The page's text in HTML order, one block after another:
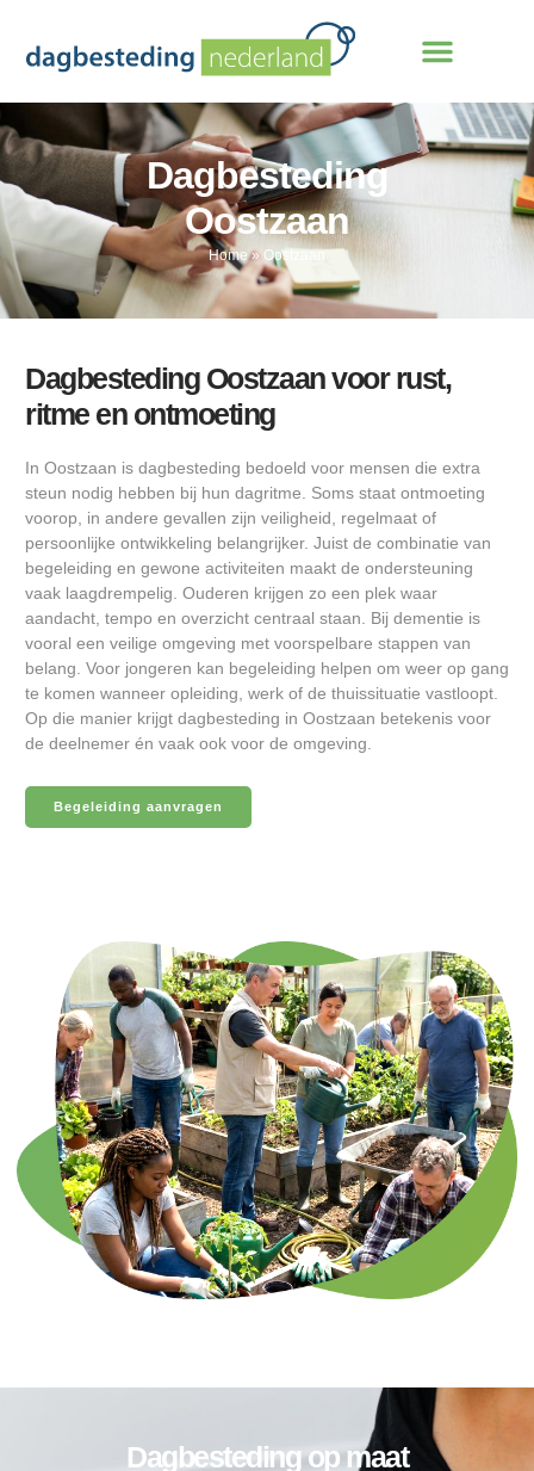
Dagbesteding
Oostzaan
Home» Oostzaan
Dagbesteding Oostzaan voor rust,
ritme en ontmoeting
In Oostzaan is dagbesteding bedoeld voor mensen die extra
steun nodig hebben bij hun dagritme. Soms staat ontmoeting
voorop, in andere gevallen zijn veiligheid, regelmaat of
persoonlijke ontwikkeling belangrijker. Juist de combinatie van
begeleiding en gewone activiteiten maakt de ondersteuning
vaak laagdrempelig. Ouderen krijgen zo een plek waar
aandacht, tempo en overzicht centraal staan. Bij dementie is
vooral een veilige omgeving met voorspelbare stappen van
belang. Voor jongeren kan begeleiding helpen om weer op gang
te komen wanneer opleiding, werk of de thuissituatie vastloopt.
Op die manier krijgt dagbesteding in Oostzaan betekenis voor
de deelnemer én vaak ook voor de omgeving.
Begeleiding aanvragen
Dagbesteding op maat